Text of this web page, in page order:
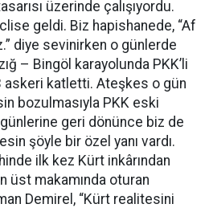
üzerinde çalışıyordu.
geldi. Biz hapishanede, “Af
diye sevinirken o günlerde
– Bingöl karayolunda PKK’li
askeri katletti. Ateşkes o gün
bozulmasıyla PKK eski
günlerine geri dönünce biz de
şöyle bir özel yanı vardı.
ilk kez Kürt inkârından
üst makamında oturan
Demirel, “Kürt realitesini